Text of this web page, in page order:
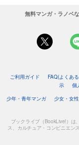
無料マンガ・ラノベ
ご利用ガイド FAQ(よくあ
示
個
少年・青年マンガ
少女・女
ブックライブ（BookLive!）は
ス、カルチュア・コンビニエン